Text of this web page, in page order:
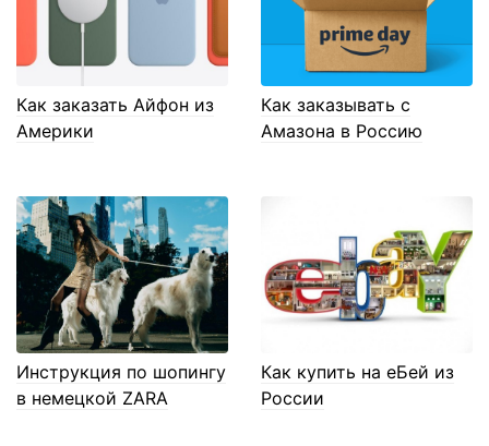
Как заказать Айфон из
Америки
Как заказывать с
Амазона в Россию
Инструкция по шопингу
в немецкой ZARA
Как купить на еБей из
России